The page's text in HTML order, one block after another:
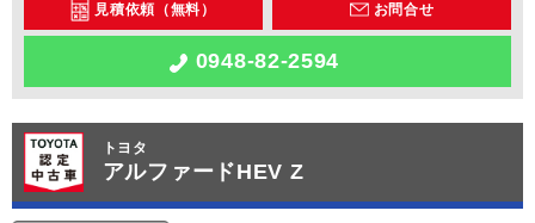
見積依頼（無料） お問合せ
0948-82-2594
トヨタ
アルファードHEV Z